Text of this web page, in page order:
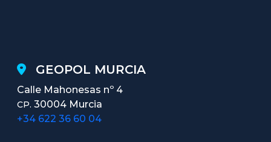
GEOPOL MURCIA
Calle Mahonesas nº 4
CP. 30004 Murcia
+34 622 36 60 04